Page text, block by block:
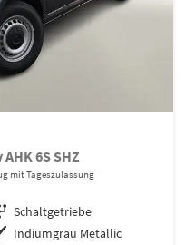
6S SHZ
mit Tageszulassung
Getriebe Schaltgetriebe
Außenfarbe Indiumgrau Metallic